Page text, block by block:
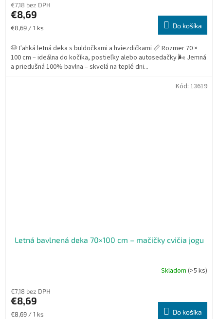
€7,18 bez DPH
€8,69
Jednotková
€8,69 / 1 ks Do košíka
🐶 Ľahká letná deka s buldočkami a hviezdičkami 📏 Rozmer 70 ×
100 cm – ideálna do kočíka, postieľky alebo autosedačky 🌬️ Jemná
a priedušná 100% bavlna – skvelá na teplé dni...
Letná bavlnená deka 70×100 cm – mačičky cvičia jogu
Skladom (>5 ks)
€7,18 bez DPH
€8,69
Jednotková
€8,69 / 1 ks Do košíka
Kód: 13619